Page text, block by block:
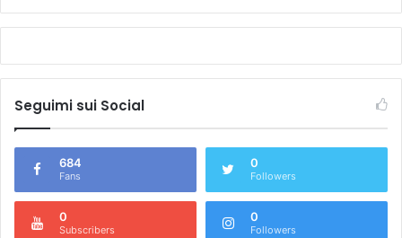
Seguimi sui Social
684
Fans
0
Followers
0
Subscribers
0
Followers